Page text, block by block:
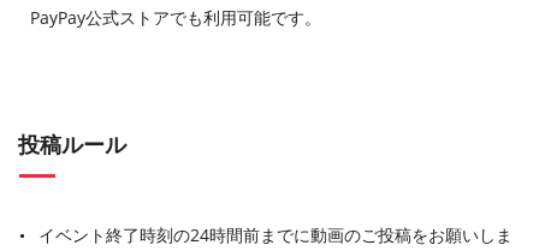
PayPay公式ストアでも利用可能です。
投稿ルール
イベント終了時刻の24時間前までに動画のご投稿をお願いしま